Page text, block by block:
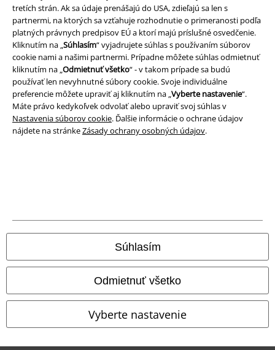
tretích strán. Ak sa údaje prenášajú do USA, zdieľajú sa len s
partnermi, na ktorých sa vzťahuje rozhodnutie o primeranosti podľa
platných právnych predpisov EÚ a ktorí majú príslušné osvedčenie.
Kliknutím na „Súhlasím“ vyjadrujete súhlas s používaním súborov
cookie nami a našimi partnermi. Prípadne môžete súhlas odmietnuť
kliknutím na „Odmietnuť všetko“ - v takom prípade sa budú
používať len nevyhnutné súbory cookie. Svoje individuálne
preferencie môžete upraviť aj kliknutím na „Vyberte nastavenie“.
Máte právo kedykoľvek odvolať alebo upraviť svoj súhlas v
Nastavenia súborov cookie. Ďalšie informácie o ochrane údajov
nájdete na stránkeZásady ochrany osobných údajov.
Súhlasím
Odmietnuť všetko
Vyberte nastavenie
A Warner Music Group Company
Právne informácie
Podmienky
Imprint
Ochrana osobných údajov
Likvidácia odpadu a ochrana životného prostredia
Vyhlásenie o zhode